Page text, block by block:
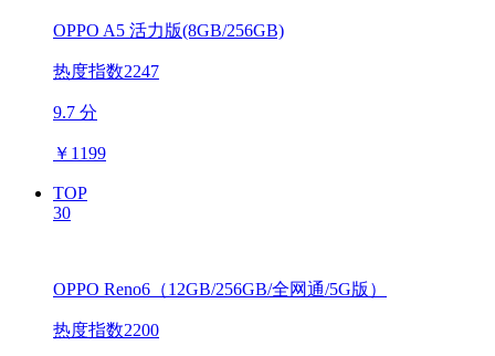
OPPO A5 活力版(8GB/256GB)
热度指数2247
9.7 分
￥ 1199
TOP
30
OPPO Reno6（12GB/256GB/全网通/5G版）
热度指数2200